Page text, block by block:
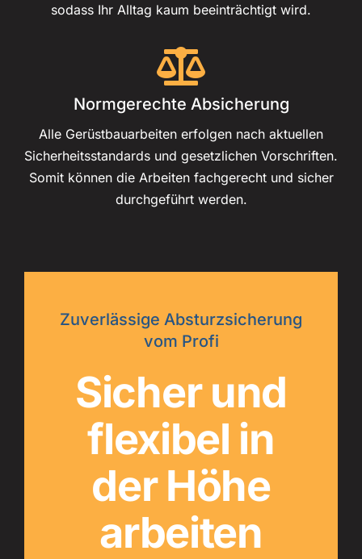
sodass Ihr Alltag kaum beeinträchtigt wird.
Normgerechte Absicherung
Alle Gerüstbauarbeiten erfolgen nach aktuellen
Sicherheitsstandards und gesetzlichen Vorschriften.
Somit können die Arbeiten fachgerecht und sicher
durchgeführt werden.
Zuverlässige Absturzsicherung
vom Profi
Sicher und
flexibel in
der Höhe
arbeiten